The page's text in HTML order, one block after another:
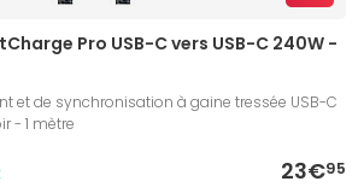
Pro USB-C vers USB-C 240W -
et de synchronisation à gaine tressée USB-C
- 1 mètre
23€95